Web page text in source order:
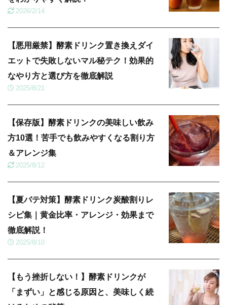
2026/2/14
【悪用厳禁】酵素ドリンク置き換えダイ
エットで失敗しないマル秘テク！効果的
なやり方と選び方を徹底解説
2025/8/21
【保存版】酵素ドリンクの美味しい飲み
方10選！苦手でも飲みやすくなる割り方
＆アレンジ集
2025/8/12
【夏バテ対策】酵素ドリンク炭酸割りレ
シピ集｜黄金比率・アレンジ・効果まで
徹底解説！
2025/8/10
【もう挫折しない！】酵素ドリンクが
「まずい」と感じる原因と、美味しく続